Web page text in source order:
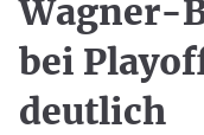
Wagner-
bei
deutlich